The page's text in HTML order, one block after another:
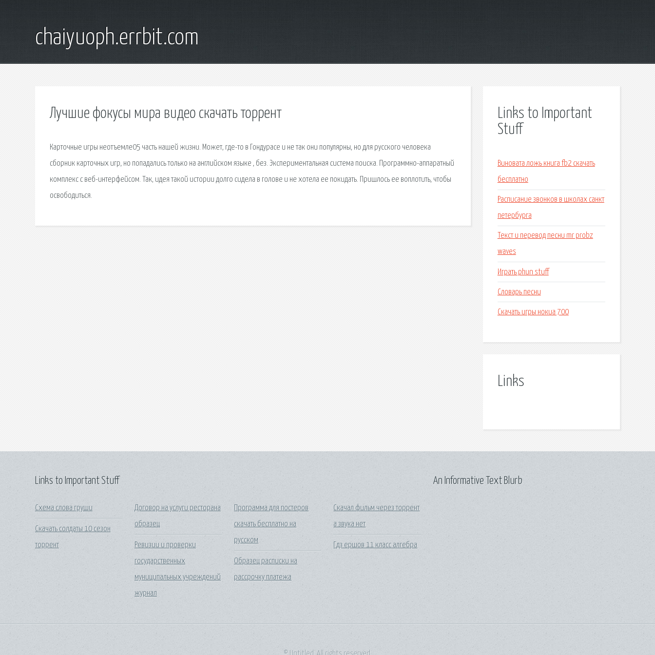
chaiyuoph.errbit.com
Лучшие фокусы мира видео скачать торрент
Карточные игры неотъемле05 часть нашей жизни. Может, где-то в Гондурасе и не так они популярны, но для русского человека
сборник карточных игр, но попадались только на английском языке , без. Экспериментальная система поиска. Программно-аппаратный
комплекс с веб-интерфейсом. Так, идея такой истории долго сидела в голове и не хотела ее покидать. Пришлось ее воплотить, чтобы
освободиться.
Links to Important
Stuff
Виновата ложь книга fb2 скачать
бесплатно
Расписание звонков в школах санкт
петербурга
Текст и перевод песни mr probz
waves
Играть phun stuff
Словарь песни
Скачать игры нокиа 700
Links
Links to Important Stuff
Схема слова груши
Скачать солдаты 10 сезон
торрент
Договор на услуги ресторана
образец
Ревизии и проверки
государственных
муниципальных учреждений
журнал
Программа для постеров
скачать бесплатно на
русском
Образец расписки на
рассрочку платежа
Скачал фильм через торрент
а звука нет
Гдз ершов 11 класс алгебра
An Informative Text Blurb